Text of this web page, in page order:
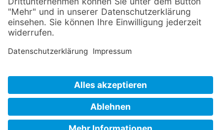
Code Balance GmbH
Kontaktiere uns
Bismarckstraße 100
41061 Mönchengladbach
02161 / 67 88 560
Support Ticket erstellen